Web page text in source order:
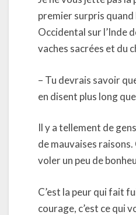
premier surpris quand
Occidental sur l’Inde
vaches sacrées et du
– Tu devrais savoir
en disent plus long
Il y a tellement de
de mauvaises
voler un peu de
C’est la peur qui fait
courage, c’est ce qui